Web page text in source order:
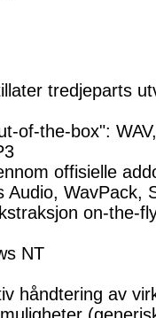
tredjeparts
of-the-box":
offisielle
Audio, WavPack,
on-the-
NT
håndtering av